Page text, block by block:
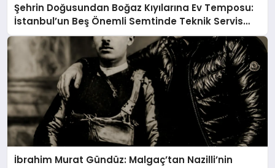
Şehrin Doğusundan Boğaz Kıyılarına Ev Temposu:
İstanbul’un Beş Önemli Semtinde Teknik Servis
Deneyimi
İbrahim Murat Gündüz: Malgaç’tan Nazilli’nin